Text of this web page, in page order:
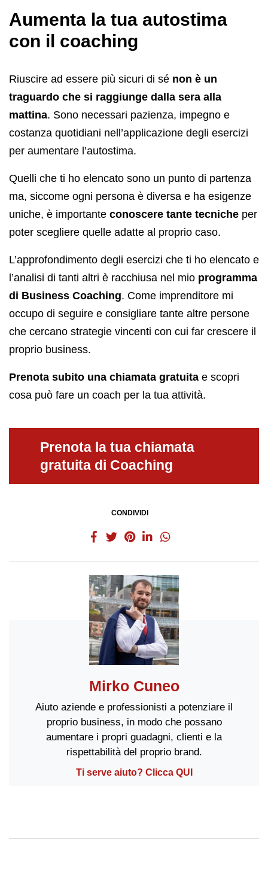
Aumenta la tua autostima
con il coaching
Riuscire ad essere più sicuri di sé non è un
traguardo che si raggiunge dalla sera alla
mattina. Sono necessari pazienza, impegno e
costanza quotidiani nell’applicazione degli esercizi
per aumentare l’autostima.
Quelli che ti ho elencato sono un punto di partenza
ma, siccome ogni persona è diversa e ha esigenze
uniche, è importante conoscere tante tecniche per
poter scegliere quelle adatte al proprio caso.
L’approfondimento degli esercizi che ti ho elencato e
l’analisi di tanti altri è racchiusa nel mio programma
di Business Coaching. Come imprenditore mi
occupo di seguire e consigliare tante altre persone
che cercano strategie vincenti con cui far crescere il
proprio business.
Prenota subito una chiamata gratuita e scopri
cosa può fare un coach per la tua attività.
Prenota la tua chiamata
gratuita di Coaching
CONDIVIDI
Mirko Cuneo
Aiuto aziende e professionisti a potenziare il
proprio business, in modo che possano
aumentare i propri guadagni, clienti e la
rispettabilità del proprio brand.
Ti serve aiuto? Clicca QUI